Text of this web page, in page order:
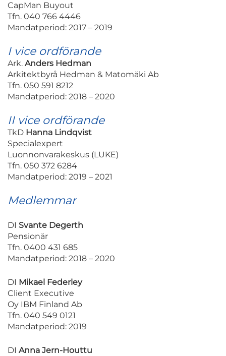
CapMan Buyout
Tfn. 040 766 4446
Mandatperiod: 2017 – 2019
I vice ordförande
Ark. Anders Hedman
Arkitektbyrå Hedman & Matomäki Ab
Tfn. 050 591 8212
Mandatperiod: 2018 – 2020
II vice ordförande
TkD Hanna Lindqvist
Specialexpert
Luonnonvarakeskus (LUKE)
Tfn. 050 372 6284
Mandatperiod: 2019 – 2021
Medlemmar
DI Svante Degerth
Pensionär
Tfn. 0400 431 685
Mandatperiod: 2018 – 2020
DI Mikael Federley
Client Executive
Oy IBM Finland Ab
Tfn. 040 549 0121
Mandatperiod: 2019
DI Anna Jern-Houttu